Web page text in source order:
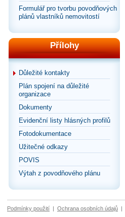
Formulář pro tvorbu povodňových
plánů vlastníků nemovitostí
Přílohy
Důležité kontakty
Plán spojení na důležité
organizace
Dokumenty
Evidenční listy hlásných profilů
Fotodokumentace
Užitečné odkazy
POVIS
Výtah z povodňového plánu
Podmínky použití | Ochrana osobních údajů |